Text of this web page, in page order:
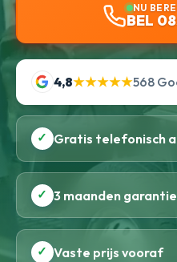
NU
BEL
4,8★★★★★568
✓ Gratis telefonisch
✓ 3 maanden garantie
✓ Vaste prijs vooraf